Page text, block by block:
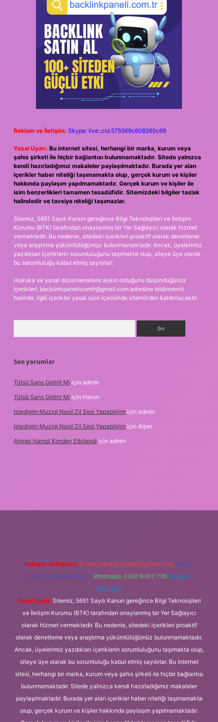
Reklam ve İletişim: Skype: live:.cid.575569c608265c69
Yasal Uyarı: Bu internet sitesi, herhangi bir marka, kurum veya
şahıs şirketi ile hiçbir bağlantısı bulunmamaktadır. Sitede yalnızca
kendi hazırladığımız makaleler paylaşılmaktadır. Burada yer alan
içerikler haber niteliği taşımamakta olup, gerçek kurum ve kişiler
hakkında paylaşım yapılmamaktadır. Gerçek kurum ve kişiler ile
isim benzerlikleri tamamen tesadüfidir. Sitemizdeki bilgiler taslak
halindedir ve tavsiye niteliği taşımazlar.
Sitemiz, 5651 Sayılı Kanun gereğince Bilgi Teknolojileri ve İletişim
Kurumu (BTK) tarafından onaylanmış bir Yer Sağlayıcı olarak hizmet
vermektedir. Bu nedenle, sitedeki içerikleri proaktif olarak denetleme
veya araştırma yükümlülüğümüz bulunmamaktadır. Ancak, üyelerimiz
yazdıkları içeriklerin sorumluluğunu taşımakta olup, siteye üye olarak
bu sorumluluğu kabul etmiş sayılırlar.
Hukuka ve yasal düzenlemelere aykırı olduğunu düşündüğünüz
içerikleri, backlinkpanelicomtr@gmail.com adresine bildirmeniz
halinde, ilgili içerikler yasal süre içerisinde sitemizden kaldırılacaktır.
Son yorumlar
Tütsü Şans Getirir Mi için admin
Tütsü Şans Getirir Mi için Harun
Istedigim Muzigi Nasil Zil Sesi Yapabilirim için admin
Istedigim Muzigi Nasil Zil Sesi Yapabilirim için Alper
Ahmet Hamdi Kimden Etkilendi için admin
Reklam ve İletişim: E-mail: backlinkpaneli@gmail.com Teams:
forumhizmeti@gmail.com Whatsapp: 0262 606 0 726 Telegram:
@karabul
Yasal Uyarı: Sitemiz, 5651 Sayılı Kanun gereğince Bilgi Teknolojileri
ve İletişim Kurumu (BTK) tarafından onaylanmış bir Yer Sağlayıcı
olarak hizmet vermektedir. Bu nedenle, sitedeki içerikleri proaktif
olarak denetleme veya araştırma yükümlülüğümüz bulunmamaktadır.
Ancak, üyelerimiz yazdıkları içeriklerin sorumluluğunu taşımakta olup,
siteye üye olarak bu sorumluluğu kabul etmiş sayılırlar. Bu internet
sitesi, herhangi bir marka, kurum veya şahıs şirketi ile hiçbir bağlantısı
bulunmamaktadır. Sitede yalnızca kendi hazırladığımız makaleler
paylaşılmaktadır. Burada yer alan içerikler haber niteliği taşımamakta
olup, gerçek kurum ve kişiler hakkında paylaşım yapılmamaktadır.